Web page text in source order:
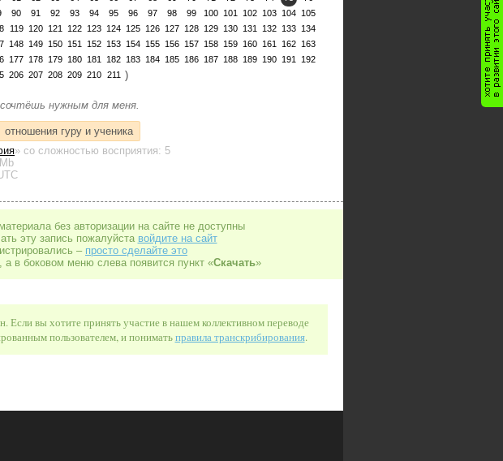
90 91 92 93 94 95 96 97 98 99 100 101 102 103 104 105
119 120 121 122 123 124 125 126 127 128 129 130 131 132 133 134
148 149 150 151 152 153 154 155 156 157 158 159 160 161 162 163
177 178 179 180 181 182 183 184 185 186 187 188 189 190 191
192
206 207 208 209 210 211 )
нужным для меня.
отношения гуру и ученика
» со сложностью восприятия: 5
без авторизации на сайте не доступны
эту запись пожалуйста войдите на сайт
– просто сделайте это
а в боковом меню слева появится пункт «Скачать»
Если вы хотите принять участие в нашем коллективном переводе
пользователем, и пониматьправила транскрибирования.